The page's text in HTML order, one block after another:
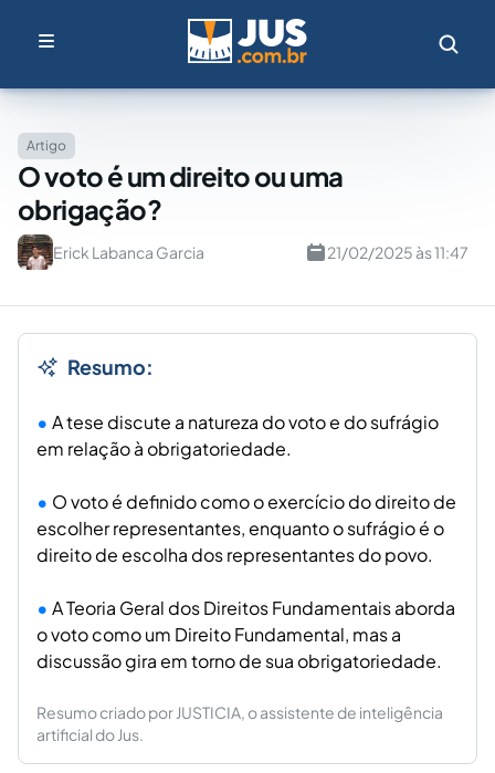
Artigo
O voto é um direito ou uma
obrigação?
Erick Labanca Garcia 21/02/2025 às 11:47
Resumo:
A tese discute a natureza do voto e do sufrágio
em relação à obrigatoriedade.
O voto é definido como o exercício do direito de
escolher representantes, enquanto o sufrágio é o
direito de escolha dos representantes do povo.
A Teoria Geral dos Direitos Fundamentais aborda
o voto como um Direito Fundamental, mas a
discussão gira em torno de sua obrigatoriedade.
Resumo criado por JUSTICIA, o assistente de inteligência
artificial do Jus.